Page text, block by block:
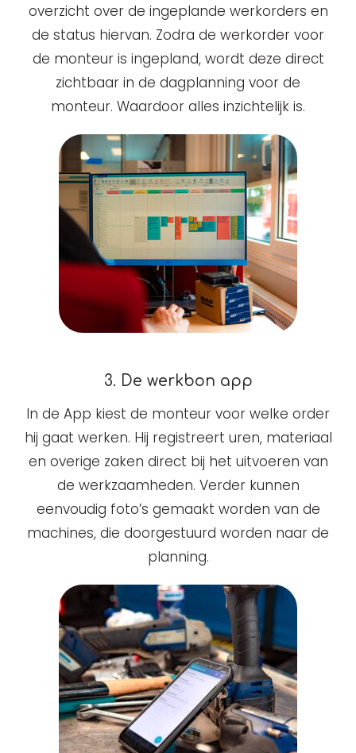
overzicht over de ingeplande werkorders en
de status hiervan. Zodra de werkorder voor
de monteur is ingepland, wordt deze direct
zichtbaar in de dagplanning voor de
monteur. Waardoor alles inzichtelijk is.
3. De werkbon app
In de App kiest de monteur voor welke order
hij gaat werken. Hij registreert uren, materiaal
en overige zaken direct bij het uitvoeren van
de werkzaamheden. Verder kunnen
eenvoudig foto’s gemaakt worden van de
machines, die doorgestuurd worden naar de
planning.